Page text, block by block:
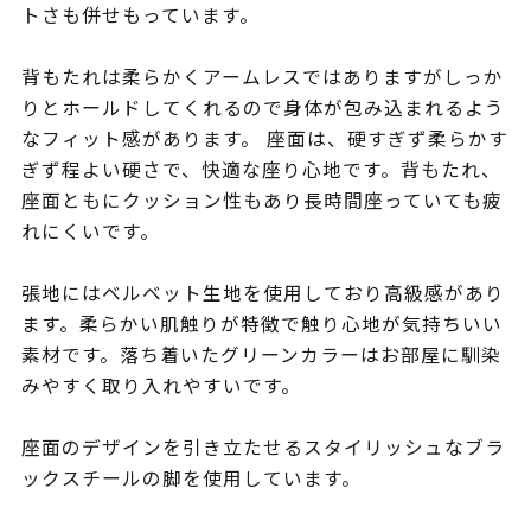
トさも併せもっています。
背もたれは柔らかくアームレスではありますがしっか
りとホールドしてくれるので身体が包み込まれるよう
なフィット感があります。 座面は、硬すぎず柔らかす
ぎず程よい硬さで、快適な座り心地です。背もたれ、
座面ともにクッション性もあり長時間座っていても疲
れにくいです。
張地にはベルベット生地を使用しており高級感があり
ます。柔らかい肌触りが特徴で触り心地が気持ちいい
素材です。落ち着いたグリーンカラーはお部屋に馴染
みやすく取り入れやすいです。
座面のデザインを引き立たせるスタイリッシュなブラ
ックスチールの脚を使用しています。